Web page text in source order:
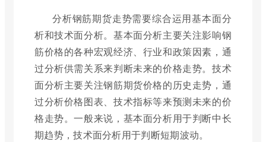
分析钢筋期货走势需要综合运用基本面分
析和技术面分析。基本面分析主要关注影响钢
筋价格的各种宏观经济、行业和政策因素，通
过分析供需关系来判断未来的价格走势。技术
面分析主要关注钢筋期货价格的历史走势，通
过分析价格图表、技术指标等来预测未来的价
格走势。一般来说，基本面分析用于判断中长
期趋势，技术面分析用于判断短期波动。